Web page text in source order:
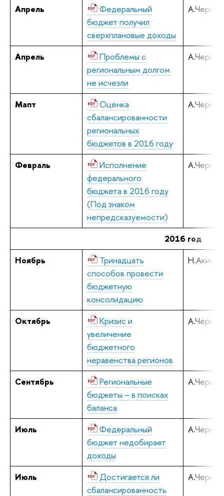
Апрель
Федеральный
бюджет получил
сверхплановые доходы
Апрель
Проблемы с
региональным долгом
не исчезли
Мапт
Оценка
сбалансированности
региональных
бюджетов в 2016 году
Февраль
Исполнение
федерального
бюджета в 2016 году
(Под знаком
непредсказуемости)
2016 год
Ноябрь
Тринадцать
способов провести
бюджетную
консолидацию
Октябрь
Кризис и
увеличение
бюджетного
неравенства регионов
Сентябрь
Региональные
бюджеты – в поисках
баланса
Июль
Федеральный
бюджет недобирает
доходы
Июль
Достигается ли
сбалансированность